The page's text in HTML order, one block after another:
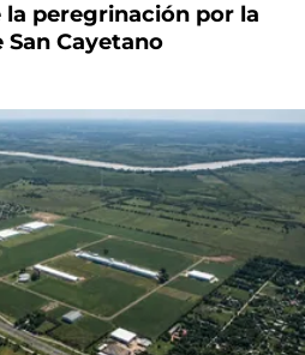
peregrinación por la
Cayetano